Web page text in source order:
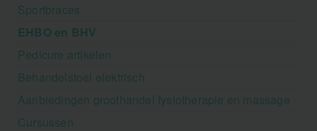
Sportbraces
EHBO en BHV
Pedicure artikelen
Behandelstoel elektrisch
Aanbiedingen groothandel fysiotherapie en massage
Cursussen